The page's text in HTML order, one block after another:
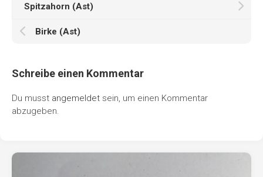
Spitzahorn (Ast)
Birke (Ast)
Schreibe einen Kommentar
Du musst angemeldet sein, um einen Kommentar
abzugeben.